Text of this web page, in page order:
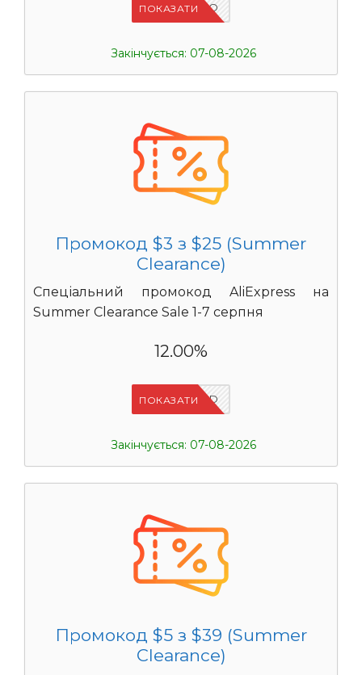
IFP6ES4O
ПОКАЗАТИ
Закінчується: 07-08-2026
Промокод $3 з $25 (Summer
Clearance)
Спеціальний промокод AliExpress на
Summer Clearance Sale 1-7 серпня
12.00%
IFPZ5PBD
ПОКАЗАТИ
Закінчується: 07-08-2026
Промокод $5 з $39 (Summer
Clearance)